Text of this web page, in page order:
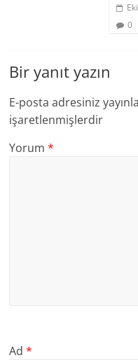
0
Bir yanıt yazın
E-posta adresiniz
işaretlenmişlerdir
Yorum*
Ad*